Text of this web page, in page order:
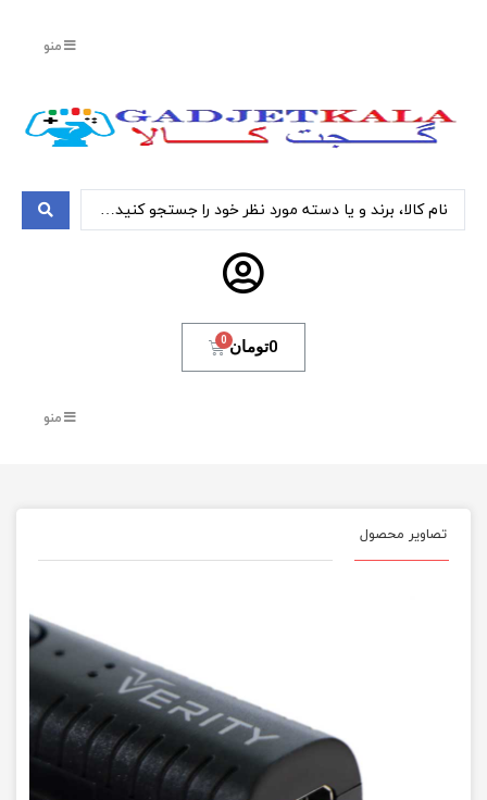
منو
0تومان
منو
تصاویر محصول